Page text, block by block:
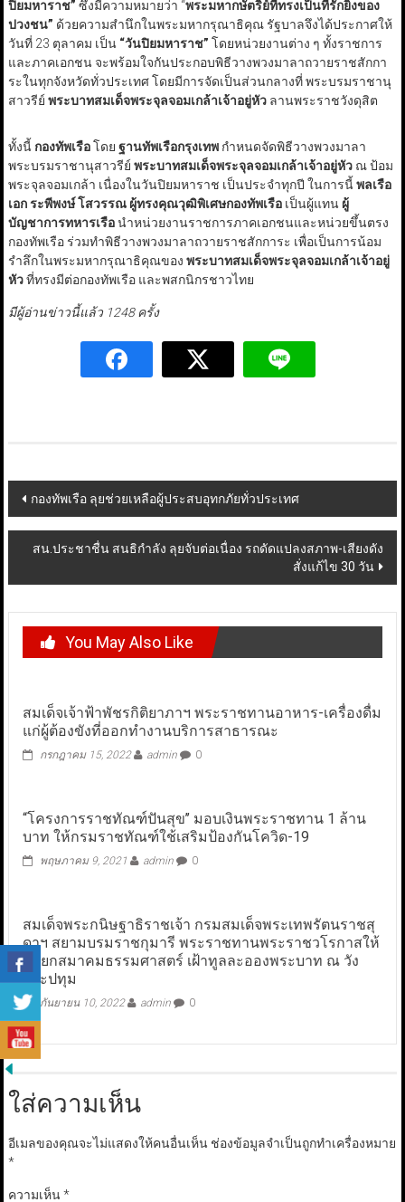
ปิยมหาราช” ซึ่งมีความหมายว่า “พระมหากษัตริย์ที่ทรงเป็นที่รักยิ่งของ
ปวงชน” ด้วยความสำนึกในพระมหากรุณาธิคุณ รัฐบาลจึงได้ประกาศให้
วันที่ 23 ตุลาคม เป็น “วันปิยมหาราช” โดยหน่วยงานต่าง ๆ ทั้งราชการ
และภาคเอกชน จะพร้อมใจกันประกอบพิธีวางพวงมาลาถวายราชสักกา
ระในทุกจังหวัดทั่วประเทศ โดยมีการจัดเป็นส่วนกลางที่ พระบรมราชานุ
สาวรีย์ พระบาทสมเด็จพระจุลจอมเกล้าเจ้าอยู่หัวลานพระราชวังดุสิต
ทั้งนี้กองทัพเรือโดย ฐานทัพเรือกรุงเทพกำหนดจัดพิธีวางพวงมาลา
พระบรมราชานุสาวรีย์ พระบาทสมเด็จพระจุลจอมเกล้าเจ้าอยู่หัวณ ป้อม
พระจุลจอมเกล้า เนื่องในวันปิยมหาราช เป็นประจำทุกปี ในการนี้พลเรือ
เอก ระพีพงษ์ โสวรรณ ผู้ทรงคุณวุฒิพิเศษกองทัพเรือเป็นผู้แทน ผู้
บัญชาการทหารเรือนำหน่วยงานราชการภาคเอกชนและหน่วยขึ้นตรง
กองทัพเรือ ร่วมทำพิธีวางพวงมาลาถวายราชสักการะ เพื่อเป็นการน้อม
รำลึกในพระมหากรุณาธิคุณของ พระบาทสมเด็จพระจุลจอมเกล้าเจ้าอยู่
หัวที่ทรงมีต่อกองทัพเรือ และพสกนิกรชาวไทย
มีผู้อ่านข่าวนี้แล้ว 1248 ครั้ง
Post
navigation
กองทัพเรือ ลุยช่วยเหลือผู้ประสบอุทกภัยทั่วประเทศ
สน.ประชาชื่น สนธิกำลัง ลุยจับต่อเนื่อง รถดัดแปลงสภาพ-เสียงดัง
สั่งแก้ไข 30 วัน
You May Also Like
สมเด็จเจ้าฟ้าพัชรกิติยาภาฯ พระราชทานอาหาร-เครื่องดื่ม
แก่ผู้ต้องขังที่ออกทำงานบริการสาธารณะ
กรกฎาคม 15, 2022 admin 0
“โครงการราชทัณฑ์ปันสุข’’ มอบเงินพระราชทาน 1 ล้าน
บาท ให้กรมราชทัณฑ์ใช้เสริมป้องกันโควิด-19
พฤษภาคม 9, 2021 admin 0
สมเด็จพระกนิษฐาธิราชเจ้า กรมสมเด็จพระเทพรัตนราชสุ
ดาฯ สยามบรมราชกุมารี พระราชทานพระราชวโรกาสให้
นายกสมาคมธรรมศาสตร์ เฝ้าทูลละอองพระบาท ณ วัง
สระปทุม
กันยายน 10, 2022 admin 0
ใส่ความเห็น
อีเมลของคุณจะไม่แสดงให้คนอื่นเห็น ช่องข้อมูลจำเป็นถูกทำเครื่องหมาย
*
ความเห็น*